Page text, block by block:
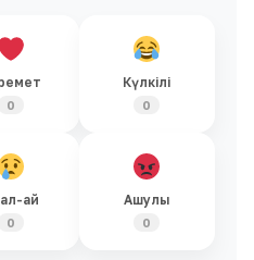
0
Күлкілі
0
ай
0
Ашулы
0